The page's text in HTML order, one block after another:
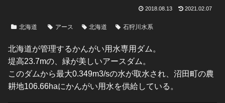
2018.08.13 2021.02.07
北海道 アース 北海道 石狩川水系
北海道が管理するかんがい用水専用ダム。
堤高23.7mの、緑が美しいアースダム。
このダムから最大0.349m3/sの水が取水され、沼田町の農
耕地106.66haにかんがい用水を供給している。